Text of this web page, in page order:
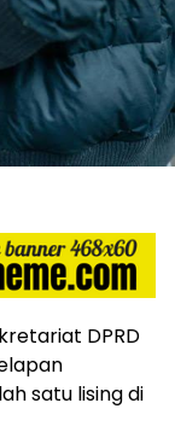
DPRD
satu lising di